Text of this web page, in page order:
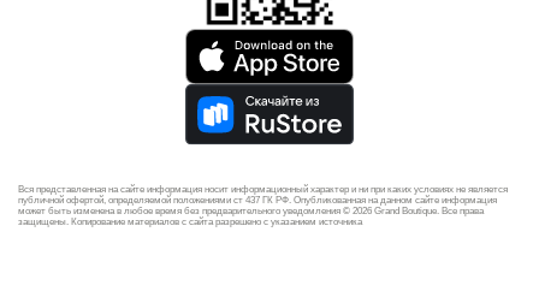
Вся представленная на сайте информация носит информационный характер и ни при каких условиях не является
публичной офертой, определяемой положениями ст 437 ГК РФ. Опубликованная на данном сайте информация
может быть изменена в любое время без предварительного уведомления © 2026 Grand Boutique. Все права
защищены. Копирование материалов с сайта разрешено с указанием источника